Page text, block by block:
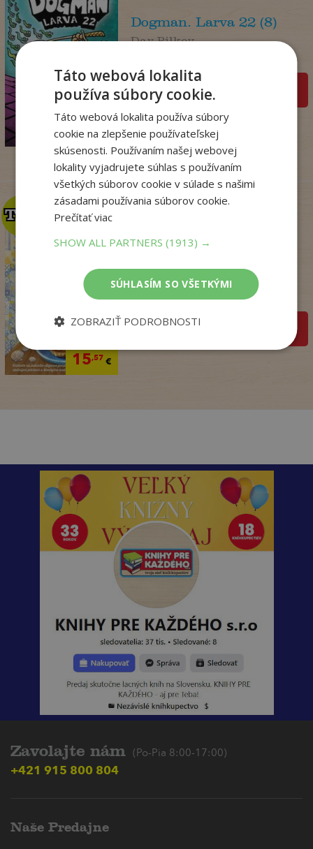
12 €
Dogman. Larva 22 (8)
Dav Pilkey
pridať do košíka
15,57 €
TOP
TOP
Penzión v Portugalsku
bez oriezky (v ...
Julie Caplin
Na sklade
pridať do košíka
Zavolajte nám (Po-Pia 8:00-17:00)
+421 915 800 804
Naše Predajne
Táto webová lokalita
používa súbory cookie.
Táto webová lokalita používa súbory
cookie na zlepšenie používateľskej
skúsenosti. Používaním našej webovej
lokality vyjadrujete súhlas s používaním
všetkých súborov cookie v súlade s našimi
zásadami používania súborov cookie.
Prečítať viac
SHOW ALL PARTNERS(1913) →
SÚHLASÍM SO VŠETKÝMI
ZOBRAZIŤ PODROBNOSTI